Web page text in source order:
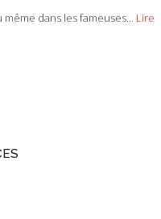
dans les fameuses...
Lire